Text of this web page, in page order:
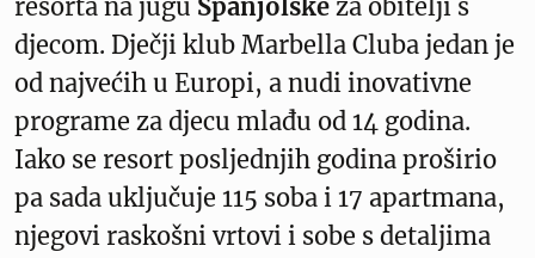
resorta na jugu Španjolske za obitelji s
djecom. Dječji klub Marbella Cluba jedan je
od najvećih u Europi, a nudi inovativne
programe za djecu mlađu od 14 godina.
Iako se resort posljednjih godina proširio
pa sada uključuje 115 soba i 17 apartmana,
njegovi raskošni vrtovi i sobe s detaljima